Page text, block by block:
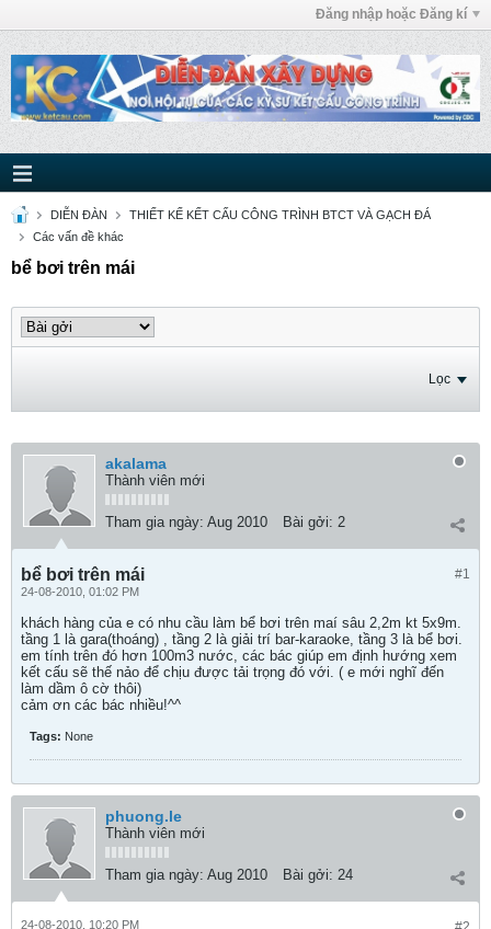
Đăng nhập hoặc Đăng kí
DIỄN ĐÀN
THIẾT KẾ KẾT CẤU CÔNG TRÌNH BTCT VÀ GẠCH ĐÁ
Các vấn đề khác
bể bơi trên mái
Lọc
akalama
Thành viên mới
Tham gia ngày: Aug 2010 Bài gởi: 2
#1
bể bơi trên mái
24-08-2010, 01:02 PM
khách hàng của e có nhu cầu làm bể bơi trên maí sâu 2,2m kt 5x9m.
tầng 1 là gara(thoáng) , tầng 2 là giải trí bar-karaoke, tầng 3 là bể bơi.
em tính trên đó hơn 100m3 nước, các bác giúp em định hướng xem
kết cấu sẽ thế nảo để chịu được tải trọng đó với. ( e mới nghĩ đến
làm dầm ô cờ thôi)
cảm ơn các bác nhiều!^^
Tags: None
phuong.le
Thành viên mới
Tham gia ngày: Aug 2010 Bài gởi: 24
24-08-2010, 10:20 PM